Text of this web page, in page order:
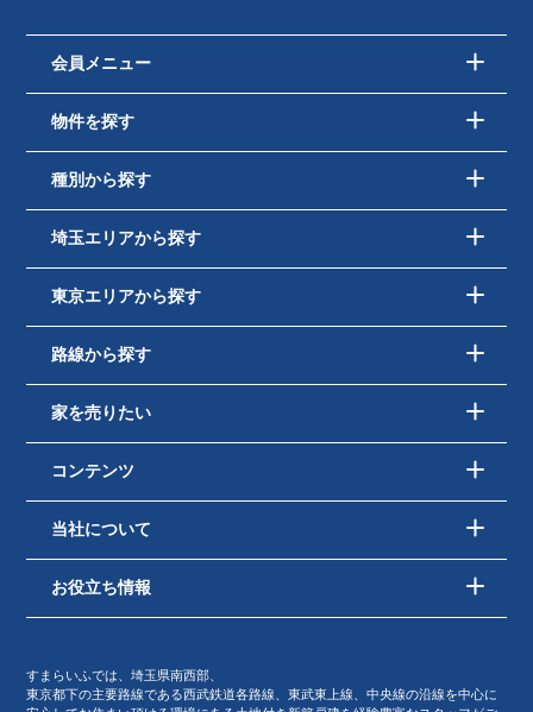
会員メニュー
物件を探す
種別から探す
埼玉エリアから探す
東京エリアから探す
路線から探す
家を売りたい
コンテンツ
当社について
お役立ち情報
すまらいふでは、埼玉県南西部、
東京都下の主要路線である西武鉄道各路線、東武東上線、中央線の沿線を中心に